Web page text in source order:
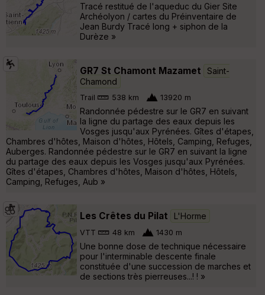
Tracé restitué de l'aqueduc du Gier Site
Archéolyon / cartes du Préinventaire de
Jean Burdy Tracé long + siphon de la
Durèze »
GR7 St Chamont Mazamet
Saint-
Chamond
Trail 538 km 13920 m
Randonnée pédestre sur le GR7 en suivant
la ligne du partage des eaux depuis les
Vosges jusqu'aux Pyrénées. Gîtes d'étapes,
Chambres d'hôtes, Maison d'hôtes, Hôtels, Camping, Refuges,
Auberges. Randonnée pédestre sur le GR7 en suivant la ligne
du partage des eaux depuis les Vosges jusqu'aux Pyrénées.
Gîtes d'étapes, Chambres d'hôtes, Maison d'hôtes, Hôtels,
Camping, Refuges, Aub »
Les Crêtes du Pilat L'Horme
VTT 48 km 1430 m
Une bonne dose de technique nécessaire
pour l'interminable descente finale
constituée d'une succession de marches et
de sections très pierreuses...! ! »